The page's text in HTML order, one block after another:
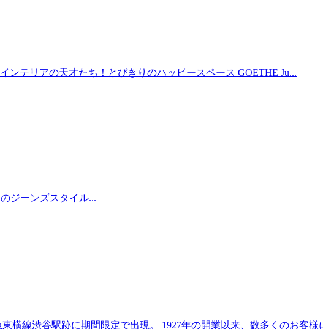
インテリアの天才たち！とびきりのハッピースペース GOETHE Ju...
ジーンズスタイル...
横線渋谷駅跡に期間限定で出現。 1927年の開業以来、数多くのお客